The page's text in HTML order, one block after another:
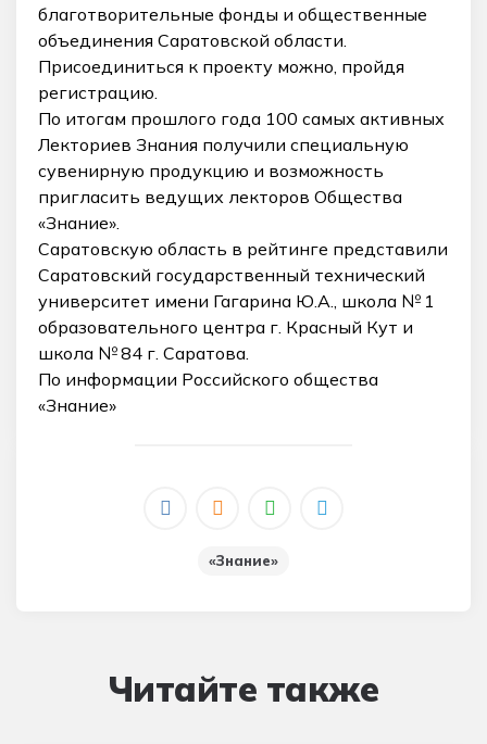
благотворительные фонды и общественные
объединения Саратовской области.
Присоединиться к проекту можно, пройдя
регистрацию.
По итогам прошлого года 100 самых активных
Лекториев Знания получили специальную
сувенирную продукцию и возможность
пригласить ведущих лекторов Общества
«Знание».
Саратовскую область в рейтинге представили
Саратовский государственный технический
университет имени Гагарина Ю.А., школа № 1
образовательного центра г. Красный Кут и
школа № 84 г. Саратова.
По информации Российского общества
«Знание»
«Знание»
Читайте также